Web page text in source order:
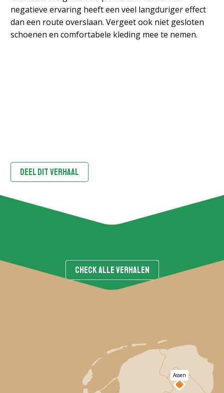
negatieve ervaring heeft een veel langduriger effect
dan een route overslaan. Vergeet ook niet gesloten
schoenen en comfortabele kleding mee te nemen.
DEEL DIT VERHAAL
CHECK ALLE VERHALEN
Assen